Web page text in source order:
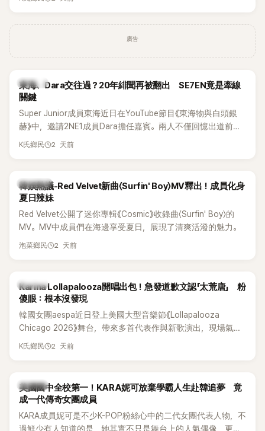
廣告
K-POP
東海、Dara交往過？20年緋聞再被翻出 SE7EN竟是牽線
關鍵
Super Junior成員東海近日在YouTube節目《東海物與白頭銀
赫》中，邀請2NE1成員Dara擔任嘉賓。兩人不僅回憶出道前的
青澀往事，也首度聊起當年鬧得沸沸揚揚的緋聞，讓東海忍不
K氏鄉民 2 天前
熱議討論
韓娛熱議-Red Velvet新曲〈Surfin' Boy〉MV釋出！成員化身
夏日辣妹
Red Velvet公開了迷你專輯《Cosmic》收錄曲〈Surfin' Boy〉的
MV。MV中成員們在海邊享受夏日，展現了清爽活潑的魅力。
泡菜鄉民 2 天前
K-POP
Karina Lollapalooza開唱出包！急發道歉文認「太荒唐」 粉
傻眼：根本沒發現
韓國女團aespa近日登上美國大型音樂節《Lollapalooza
Chicago 2026》舞台，帶來多首代表作與新歌演出，現場氣氛
嗨翻。不過，成員Karina卻在演出後主動坦承，自己因為太緊
K氏鄉民 2 天前
K-POP
美國國中全校第一！KARA妮可放棄學霸人生赴韓追夢 竟
成一代傳奇女團成員
KARA成員妮可是不少K-POP粉絲心中的二代女團代表人物，不
過鮮少有人知道的是，她其實不只是舞台上的人氣偶像，更是